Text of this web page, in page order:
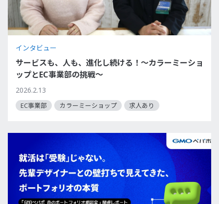
インタビュー
サービスも、人も、進化し続ける！～カラーミーショ
ップとEC事業部の挑戦～
2026.2.13
EC事業部 カラーミーショップ 求人あり